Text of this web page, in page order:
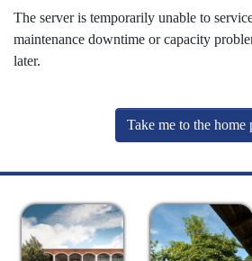
The server is temporarily unable to
maintenance downtime or capacity
later.
Take me to the home